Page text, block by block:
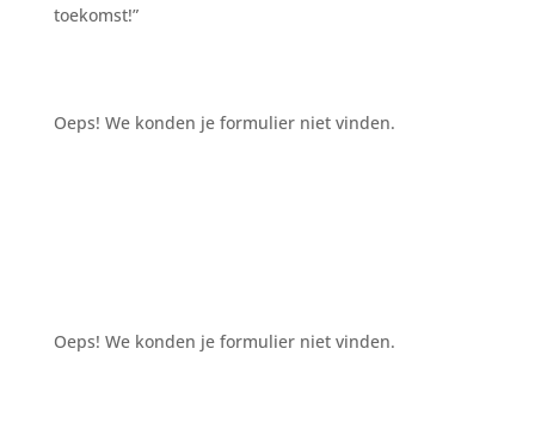
toekomst!”
Oeps! We konden je formulier niet vinden.
Oeps! We konden je formulier niet vinden.